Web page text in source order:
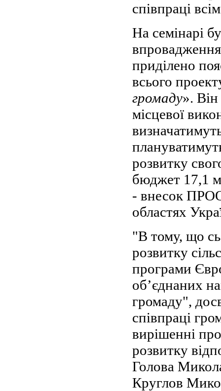
співпраці
На семінарі
приділено
всього
громаду».
місцевої
розвитку
бюджет 17,1
- внесок
областях
"В тому, що
розвитку
програми
об’єднаних
громаду",
співпраці
вирішенні
розвитку
Голова
Круглов